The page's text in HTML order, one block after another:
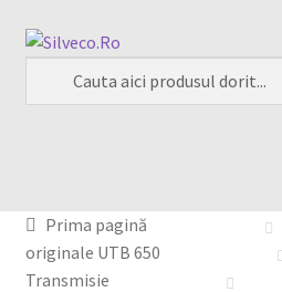
Despre
Prima pagină
originale UTB 650
Transmisie